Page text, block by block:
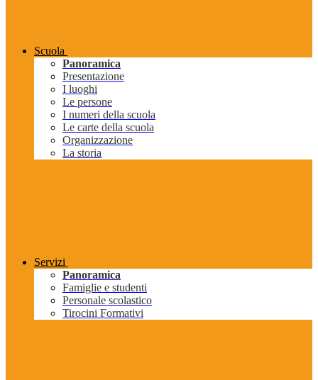
Scuola
Panoramica
Presentazione
I luoghi
Le persone
I numeri della scuola
Le carte della scuola
Organizzazione
La storia
Servizi
Panoramica
Famiglie e studenti
Personale scolastico
Tirocini Formativi